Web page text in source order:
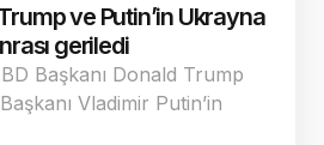
ve Putin’in Ukrayna
geriledi
Başkanı Donald Trump
Vladimir Putin’in